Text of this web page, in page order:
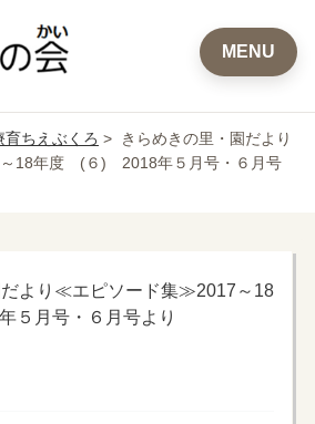
MENU
育ちえぶくろ > きらめきの里・園だより
18年度 (６) 2018年５月号・６月号
だより≪エピソード集≫2017～18
月号・６月号より